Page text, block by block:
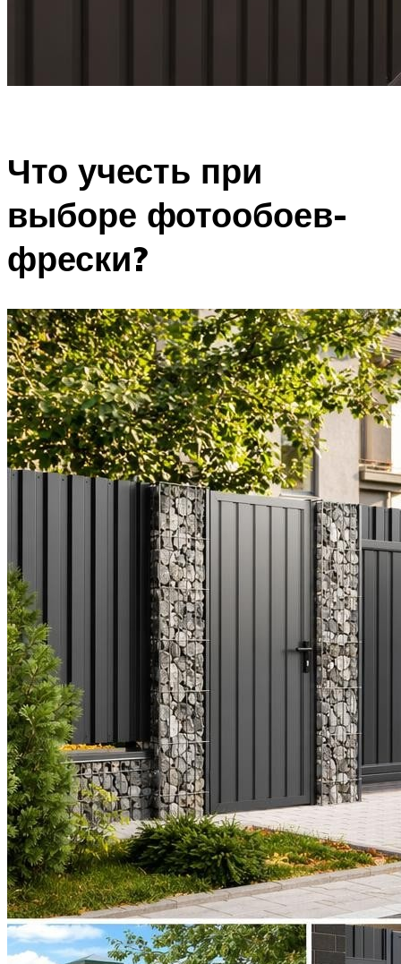
Что учесть при
выборе фотообоев-
фрески?